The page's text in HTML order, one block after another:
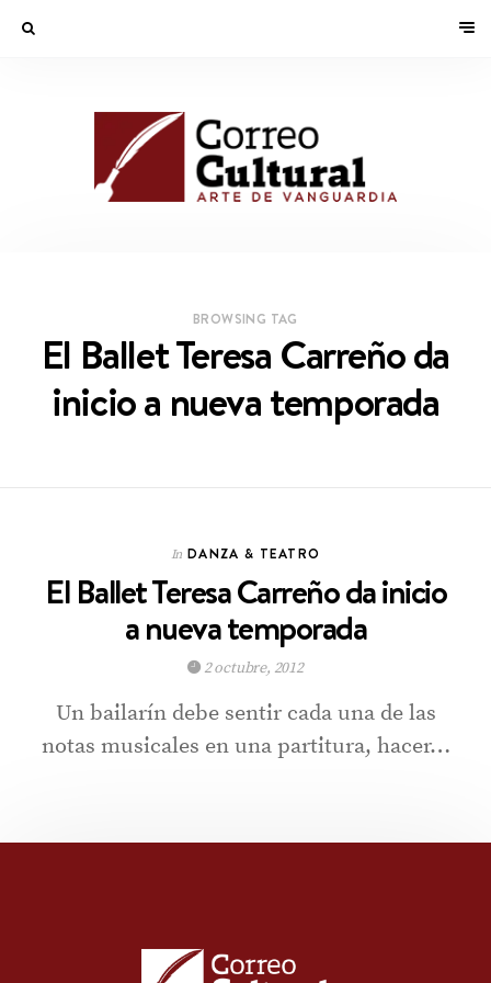
BROWSING TAG
El Ballet Teresa Carreño da
inicio a nueva temporada
In DANZA & TEATRO
El Ballet Teresa Carreño da inicio
a nueva temporada
2 octubre, 2012
Un bailarín debe sentir cada una de las
notas musicales en una partitura, hacer…